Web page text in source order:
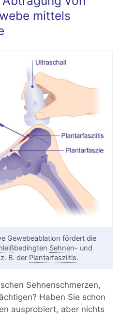
mittels
e Gewebeablation fördert die
bedingten Sehnen- und
B. der Plantarfasziitis.
en Sehnenschmerzen,
Haben Sie schon
ausprobiert, aber nichts